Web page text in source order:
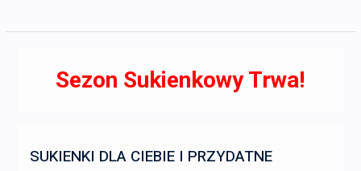
Sezon Sukienkowy Trwa!
SUKIENKI DLA CIEBIE I PRZYDATNE